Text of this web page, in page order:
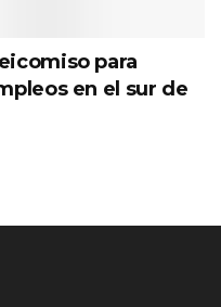
para
en el sur de